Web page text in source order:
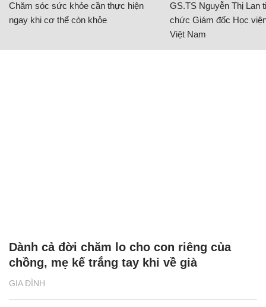
Chăm sóc sức khỏe cần thực hiện
ngay khi cơ thể còn khỏe
GS.TS Nguyễn Thị Lan
chức Giám đốc Học
Việt Nam
GIA ĐÌNH
Dành cả đời chăm lo cho con riêng của
chồng, mẹ kế trắng tay khi về già